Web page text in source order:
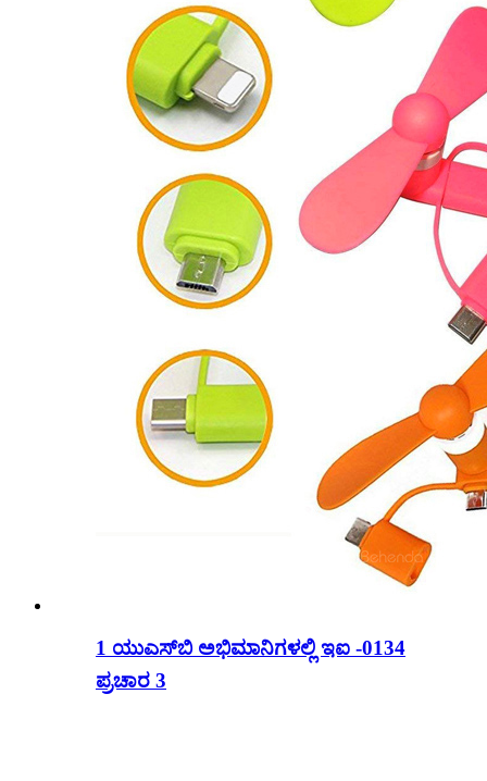
1 ಯುಎಸ್‌ಬಿ ಅಭಿಮಾನಿಗಳಲ್ಲಿ ಇಐ -0134
ಪ್ರಚಾರ 3